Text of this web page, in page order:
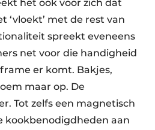
het ook voor zich dat
‘vloekt’ met de rest van
spreekt eveneens
net voor die handigheid
er komt. Bakjes,
maar op. De
Tot zelfs een magnetisch
kookbenodigdheden aan